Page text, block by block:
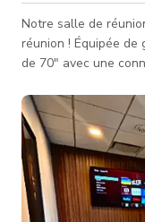
Notre salle de
réunion ! Équipée de
de 70" avec une
du mur. Cette salle de réunion est parfaite pour des
présentations
clôtures
hebdomadaires et des
pas à nous co